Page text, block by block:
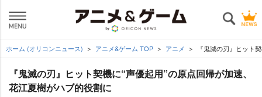
ホーム (オリコンニュース) アニメ&ゲーム TOP アニメ 『鬼滅の刃』ヒット
『鬼滅の刃』ヒット契機に“声優起用”の原点回帰が加速、
花江夏樹がハブ的役割に